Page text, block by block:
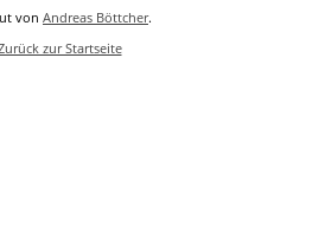
von Andreas Böttcher.
zur Startseite